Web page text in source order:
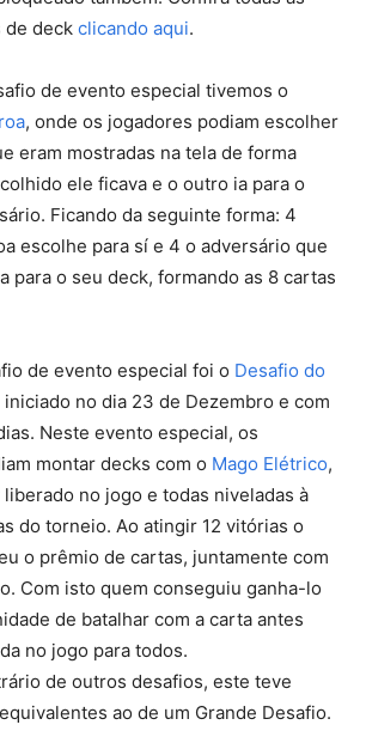
de deck clicando aqui.
de evento especial tivemos o
, onde os jogadores podiam escolher
eram mostradas na tela de forma
ele ficava e o outro ia para o
Ficando da seguinte forma: 4
escolhe para sí e 4 o adversário que
para o seu deck, formando as 8 cartas
de evento especial foi o Desafio do
iniciado no dia 23 de Dezembro e com
Neste evento especial, os
montar decks com o Mago Elétrico,
no jogo e todas niveladas à
do torneio. Ao atingir 12 vitórias o
o prêmio de cartas, juntamente com
Com isto quem conseguiu ganha-lo
de batalhar com a carta antes
no jogo para todos.
de outros desafios, este teve
ao de um Grande Desafio.